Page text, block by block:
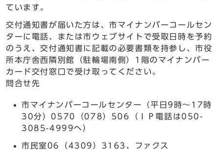
ています。
交付通知書が届いた方は、市マイナンバーコールセン
ターに電話、または市ウェブサイトで受取日時を予約
のうえ、交付通知書に記載の必要書類を持参し、市役
所本庁舎西隣別館（駐輪場南側）1階のマイナンバー
カード交付窓口で受け取ってください。
問合せ先
市マイナンバーコールセンター（平日9時～17時
30分）0570（078）506（ＩＰ電話は050-
3085-4999へ）
市民室06（4309）3163、ファクス